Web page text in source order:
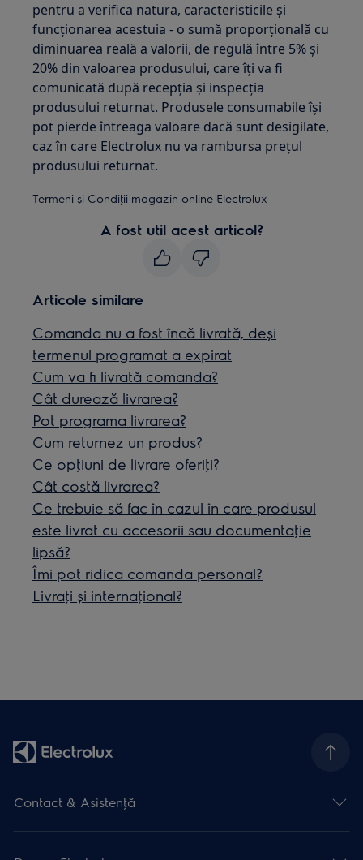
pentru a verifica natura, caracteristicile și
funcționarea acestuia - o sumă proporțională cu
diminuarea reală a valorii, de regulă între 5% și
20% din valoarea produsului, care îți va fi
comunicată după recepția și inspecția
produsului returnat. Produsele consumabile își
pot pierde întreaga valoare dacă sunt desigilate,
caz în care Electrolux nu va rambursa prețul
produsului returnat.
Termeni și Condiţii magazin online Electrolux
A fost util acest articol?
Articole similare
Comanda nu a fost încă livrată, deși
termenul programat a expirat
Cum va fi livrată comanda?
Cât durează livrarea?
Pot programa livrarea?
Cum returnez un produs?
Ce opţiuni de livrare oferiţi?
Cât costă livrarea?
Ce trebuie să fac în cazul în care produsul
este livrat cu accesorii sau documentaţie
lipsă?
Îmi pot ridica comanda personal?
Livraţi și internaţional?
Contact & Asistenţă